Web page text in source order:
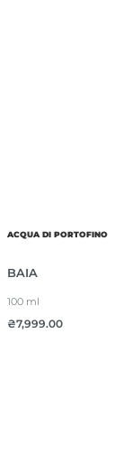
ACQUA DI PORTOFINO
BAIA
100 ml
₴7,999.00